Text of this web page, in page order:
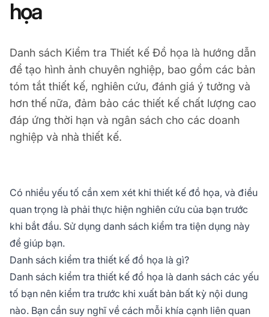
họa
Danh sách Kiểm tra Thiết kế Đồ họa là hướng dẫn
để tạo hình ảnh chuyên nghiệp, bao gồm các bản
tóm tắt thiết kế, nghiên cứu, đánh giá ý tưởng và
hơn thế nữa, đảm bảo các thiết kế chất lượng cao
đáp ứng thời hạn và ngân sách cho các doanh
nghiệp và nhà thiết kế.
Có nhiều yếu tố cần xem xét khi thiết kế đồ họa, và điều
quan trọng là phải thực hiện nghiên cứu của bạn trước
khi bắt đầu. Sử dụng danh sách kiểm tra tiện dụng này
để giúp bạn.
Danh sách kiểm tra thiết kế đồ họa là gì?
Danh sách kiểm tra thiết kế đồ họa là danh sách các yếu
tố bạn nên kiểm tra trước khi xuất bản bất kỳ nội dung
nào. Bạn cần suy nghĩ về cách mỗi khía cạnh liên quan